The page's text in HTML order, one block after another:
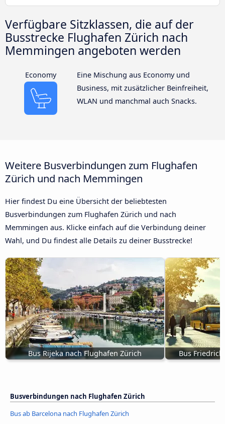
Verfügbare Sitzklassen, die auf der
Busstrecke Flughafen Zürich nach
Memmingen angeboten werden
Economy
Eine Mischung aus Economy und
Business, mit zusätzlicher Beinfreiheit,
WLAN und manchmal auch Snacks.
Weitere Busverbindungen zum Flughafen
Zürich und nach Memmingen
Hier findest Du eine Übersicht der beliebtesten
Busverbindungen zum Flughafen Zürich und nach
Memmingen aus. Klicke einfach auf die Verbindung deiner
Wahl, und Du findest alle Details zu deiner Busstrecke!
Bus Rijeka nach Flughafen Zürich Bus
Busverbindungen nach Flughafen Zürich
Bus ab Barcelona nach Flughafen Zürich